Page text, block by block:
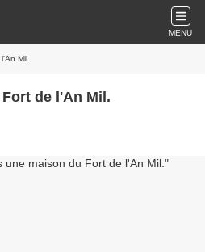
MENU
Mil.
de l'An Mil.